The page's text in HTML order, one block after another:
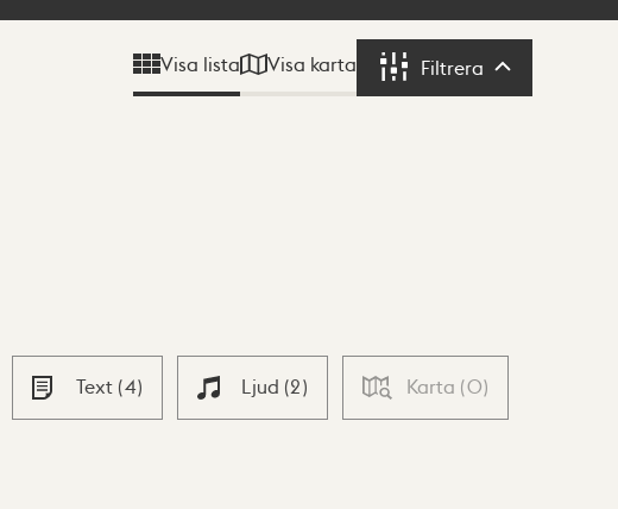
Visa lista Visa karta Filtrera Filtrera
Text (4) Ljud (2) Karta (0)